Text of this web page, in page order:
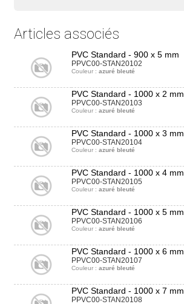
Articles associés
PVC Standard - 900 x 5 mm
PPVC00-STAN20102
Couleur : azuré bleuté
PVC Standard - 1000 x 2 mm
PPVC00-STAN20103
Couleur : azuré bleuté
PVC Standard - 1000 x 3 mm
PPVC00-STAN20104
Couleur : azuré bleuté
PVC Standard - 1000 x 4 mm
PPVC00-STAN20105
Couleur : azuré bleuté
PVC Standard - 1000 x 5 mm
PPVC00-STAN20106
Couleur : azuré bleuté
PVC Standard - 1000 x 6 mm
PPVC00-STAN20107
Couleur : azuré bleuté
PVC Standard - 1000 x 7 mm
PPVC00-STAN20108